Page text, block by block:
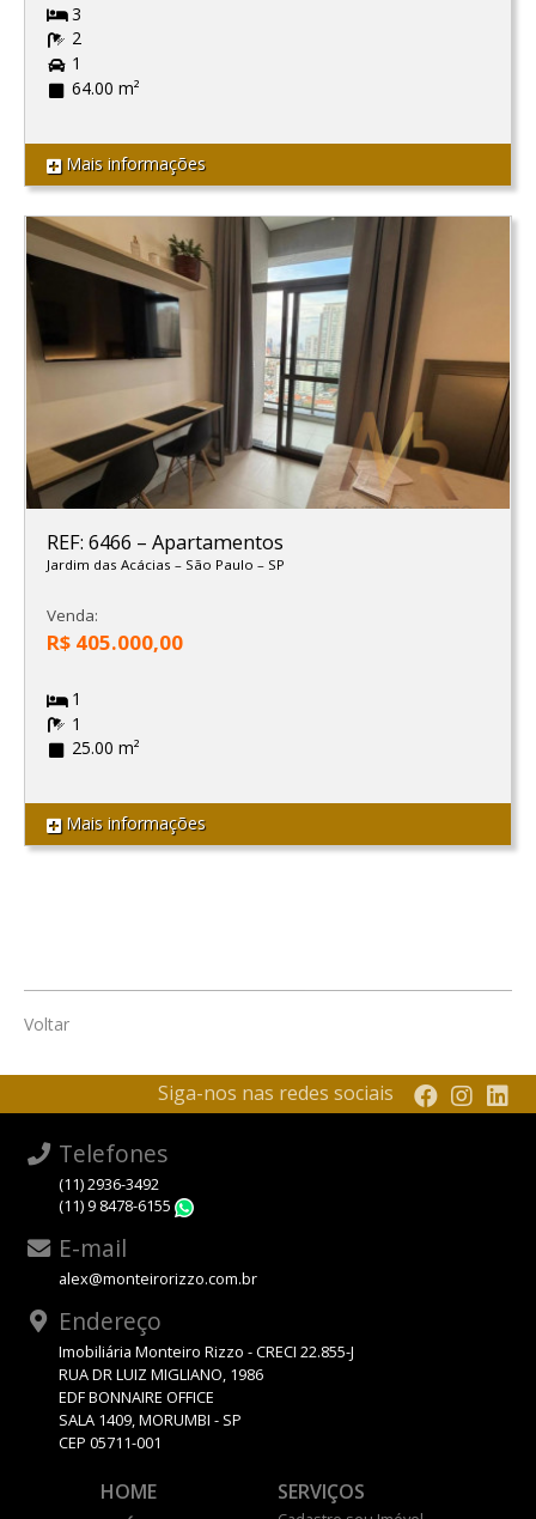
3
2
1
64.00 m²
Mais informações
REF: 6466 – Apartamentos
Jardim das Acácias – São Paulo – SP
Venda:
R$ 405.000,00
1
1
25.00 m²
Mais informações
Voltar
Siga-nos nas redes sociais
Telefones
(11) 2936-3492
(11) 9 8478-6155
E-mail
alex@monteirorizzo.com.br
Endereço
Imobiliária Monteiro Rizzo - CRECI 22.855-J
RUA DR LUIZ MIGLIANO, 1986
EDF BONNAIRE OFFICE
SALA 1409, MORUMBI - SP
CEP 05711-001
HOME
SERVIÇOS